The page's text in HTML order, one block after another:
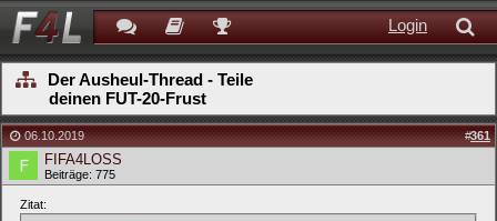
Login
Der Ausheul-Thread - Teile
deinen FUT-20-Frust
06.10.2019 #361
FIFA4LOSS
Beiträge: 775
Zitat: